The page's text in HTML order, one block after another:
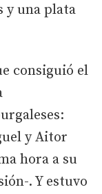
y una plata
consiguió el
y Aitor
hora a su
. Y estuvo